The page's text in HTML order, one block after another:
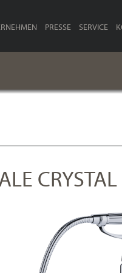
PRESSE SERVICE
CRYSTAL